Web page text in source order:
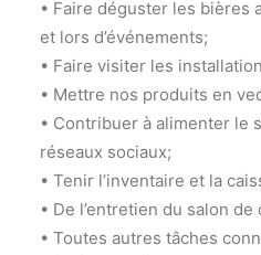
• Faire déguster les bières
et lors d’événements;
• Faire visiter les
• Mettre nos produits en
• Contribuer à alimenter le
réseaux sociaux;
• Tenir l’inventaire et la
• De l’entretien du salon
• Toutes autres tâches